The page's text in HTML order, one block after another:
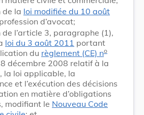
de la loi modifiée du 10 août
d’avocat;
l’article 3, paragraphe (1),
loi du 3 août 2011 portant
du règlement (CE) no
décembre 2008 relatif à la
la loi applicable, la
et l’exécution des décisions
en matière d’obligations
modifiant le Nouveau Code